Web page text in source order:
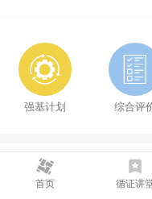
强基计划 综合评
一对一咨询
首页 循证讲